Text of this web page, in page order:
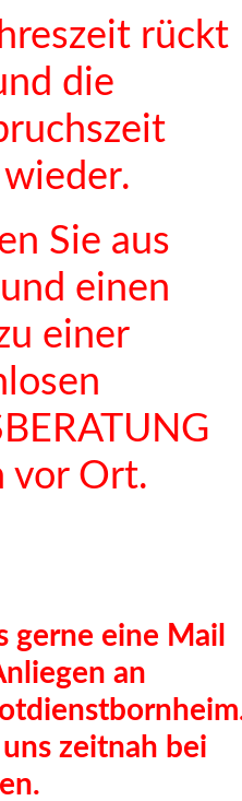
rückt
die
Sie aus
einen
einer
vor Ort.
gerne eine Mail
an
zeitnah bei